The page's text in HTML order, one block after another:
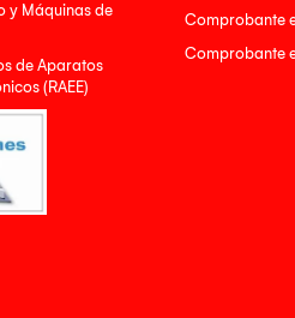
y Máquinas de
de Aparatos
(RAEE)
Comprobante
Comprobante